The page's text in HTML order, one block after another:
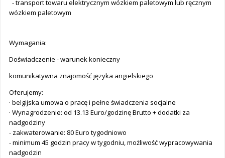
- transport towaru elektrycznym wózkiem paletowym lub ręcznym
wózkiem paletowym
Wymagania:
Doświadczenie - warunek konieczny
komunikatywna znajomość języka angielskiego
Oferujemy:
· belgijska umowa o pracę i pełne świadczenia socjalne
· Wynagrodzenie: od 13.13 Euro/godzinę Brutto + dodatki za
nadgodziny
- zakwaterowanie: 80 Euro tygodniowo
- minimum 45 godzin pracy w tygodniu, możliwość wypracowywania
nadgodzin